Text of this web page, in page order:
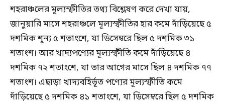
শহরাঞ্চলের মূল্যস্ফীতির তথ্য বিশ্লেষণ করে দেখা যায়,
জানুয়ারি মাসে শহরাঞ্চলে মূল্যস্ফীতির হার কমে দাঁড়িয়েছে ৫
দশমিক শূন্য ৫ শতাংশে, যা ডিসেম্বরে ছিল ৫ দশমিক ৩১
শতাংশ। আর খাদ্যপণ্যের মূল্যস্ফীতি কমে দাঁড়িয়েছে ৪
দশমিক ৭২ শতাংশে, যা তার আগের মাসে ছিল ৪ দশমিক ৭৭
শতাংশ। এছাড়া খাদ্যবহির্ভূত পণ্যের মূল্যস্ফীতি কমে
দাঁড়িয়েছে ৫ দশমিক ৪১ শতাংশে, যা ডিসেম্বরে ছিল ৫ দশমিক